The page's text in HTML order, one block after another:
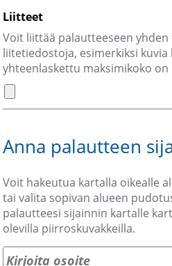
Liitteet
Voit liittää palautteeseen yhden
liitetiedostoja, esimerkiksi
yhteenlaskettu maksimikoko on
Anna palautteen
Voit hakeutua kartalla oikealle
tai valita sopivan alueen
palautteesi sijainnin kartalle
olevilla piirroskuvakkeilla.